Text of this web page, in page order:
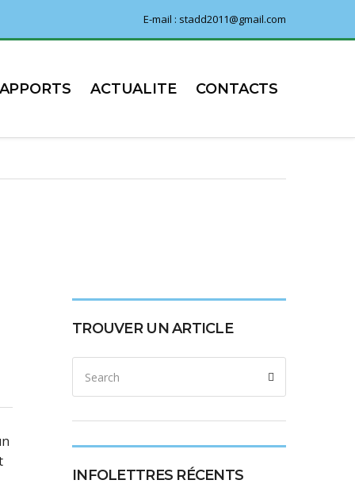
E-mail : stadd2011@gmail.com
ACTUALITE CONTACTS
TROUVER UN ARTICLE
INFOLETTRES RÉCENTS